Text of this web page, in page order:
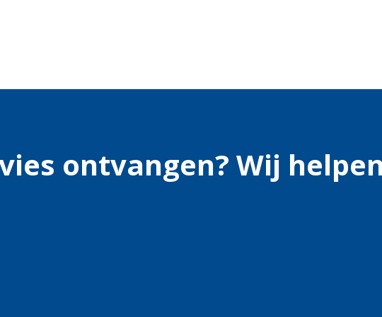
ontvangen? Wij